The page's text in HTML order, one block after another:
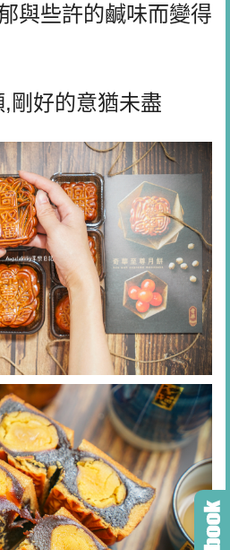
與些許的鹹味而變得
,剛好的意猶未盡